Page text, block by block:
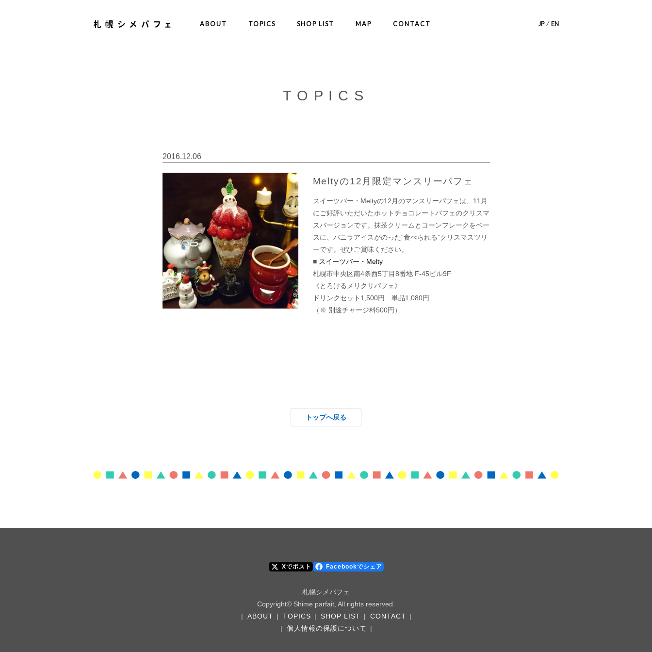
ABOUT TOPICS SHOP LIST MAP CONTACT JP ⁄ EN
TOPICS
2016.12.06
Meltyの12月限定マンスリーパフェ
スイーツバー・Meltyの12月のマンスリーパフェは、11月
にご好評いただいたホットチョコレートパフェのクリスマ
スバージョンです。抹茶クリームとコーンフレークをベー
スに、バニラアイスがのった“食べられる”クリスマスツリ
ーです。ぜひご賞味ください。
■ スイーツバー・Melty
札幌市中央区南4条西5丁目8番地 F-45ビル9F
《とろけるメリクリパフェ》
ドリンクセット1,500円 単品1,080円
（※ 別途チャージ料500円）
トップへ戻る
Xでポスト Facebookでシェア
札幌シメパフェ
Copyright© Shime parfait, All rights reserved.
|
ABOUT | TOPICS | SHOP LIST | CONTACT |
|
個人情報の保護について |